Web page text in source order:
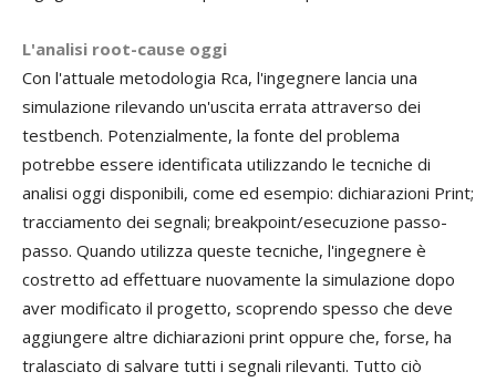
L'analisi root-cause oggi
Con l'attuale metodologia Rca, l'ingegnere lancia una
simulazione rilevando un'uscita errata attraverso dei
testbench. Potenzialmente, la fonte del problema
potrebbe essere identificata utilizzando le tecniche di
analisi oggi disponibili, come ed esempio: dichiarazioni Print;
tracciamento dei segnali; breakpoint/esecuzione passo-
passo. Quando utilizza queste tecniche, l'ingegnere è
costretto ad effettuare nuovamente la simulazione dopo
aver modificato il progetto, scoprendo spesso che deve
aggiungere altre dichiarazioni print oppure che, forse, ha
tralasciato di salvare tutti i segnali rilevanti. Tutto ciò